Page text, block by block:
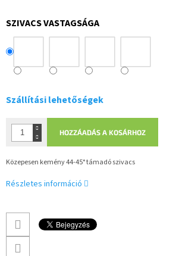
SZIVACS VASTAGSÁGA
Szállítási lehetőségek
HOZZÁADÁS A KOSÁRHOZ
Közepesen kemény 44-45° támadó szivacs
Részletes információ